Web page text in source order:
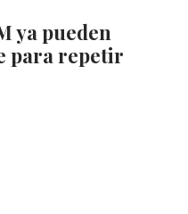
ya pueden
para repetir